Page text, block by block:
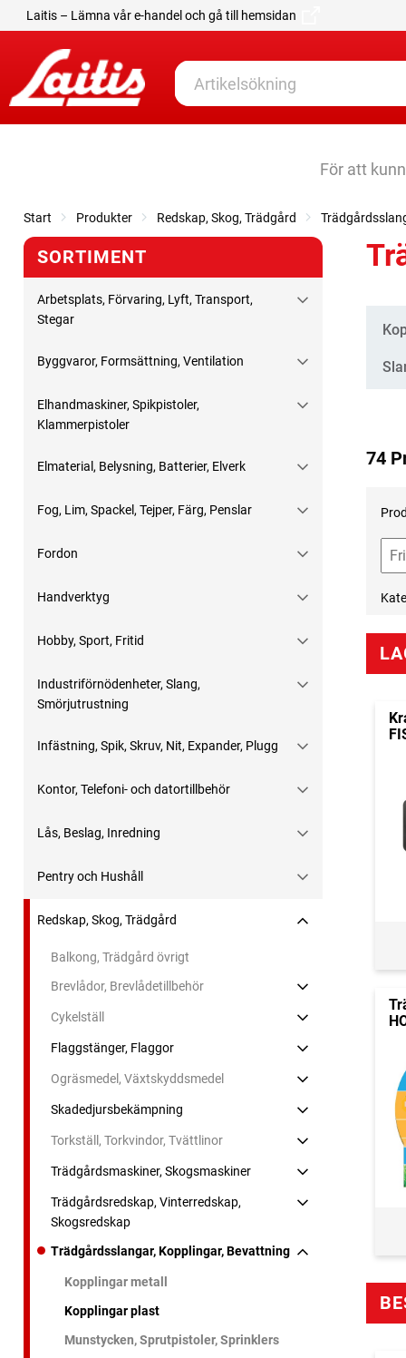
Laitis – Lämna vår e-handel och gå till hemsidan
För att
Start Produkter Redskap, Skog, Trädgård
SORTIMENT
Arbetsplats, Förvaring, Lyft, Transport,
Stegar
Byggvaror, Formsättning, Ventilation
Elhandmaskiner, Spikpistoler,
Klammerpistoler
Elmaterial, Belysning, Batterier, Elverk
Fog, Lim, Spackel, Tejper, Färg, Penslar
Fordon
Handverktyg
Hobby, Sport, Fritid
Industriförnödenheter, Slang,
Smörjutrustning
Infästning, Spik, Skruv, Nit, Expander, Plugg
Kontor, Telefoni- och datortillbehör
Lås, Beslag, Inredning
Pentry och Hushåll
Redskap, Skog, Trädgård
Balkong, Trädgård övrigt
Brevlådor, Brevlådetillbehör
Cykelställ
Flaggstänger, Flaggor
Ogräsmedel, Växtskyddsmedel
Skadedjursbekämpning
Torkställ, Torkvindor, Tvättlinor
Trädgårdsmaskiner, Skogsmaskiner
Trädgårdsredskap, Vinterredskap,
Skogsredskap
Trädgårdsslangar, Kopplingar, Bevattning
Kopplingar metall
Kopplingar plast
Munstycken, Sprutpistoler, Sprinklers
74